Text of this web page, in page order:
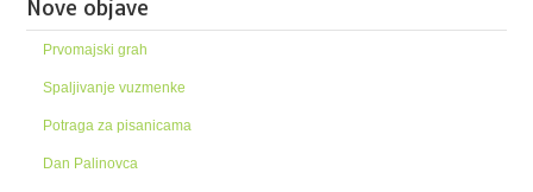
Nove objave
Prvomajski grah
Spaljivanje vuzmenke
Potraga za pisanicama
Dan Palinovca